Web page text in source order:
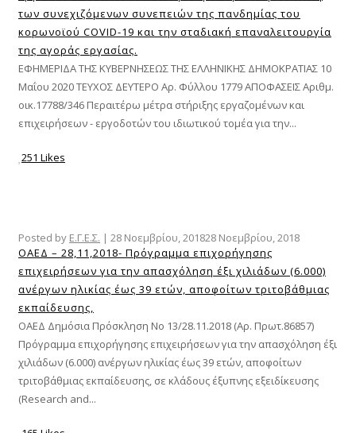
των συνεχιζόμενων συνεπειών της πανδημίας του
κορωνοϊού COVID-19 και την σταδιακή επαναλειτουργία
της αγοράς εργασίας.
ΕΦΗΜΕΡΙΔΑ ΤΗΣ ΚΥΒΕΡΝΗΣΕΩΣ ΤΗΣ ΕΛΛΗΝΙΚΗΣ ΔΗΜΟΚΡΑΤΙΑΣ 10
Μαΐου 2020 ΤΕΥΧΟΣ ΔΕΥΤΕΡΟ Αρ. Φύλλου 1779 ΑΠΟΦΑΣΕΙΣ Αριθμ.
οικ.17788/346 Περαιτέρω μέτρα στήριξης εργαζομένων και
επιχειρήσεων - εργοδοτών του ιδιωτικού τομέα για την...
251 Likes
Posted by Ε.Γ.Ε.Σ. | 28 Νοεμβρίου, 201828 Νοεμβρίου, 2018
ΟΑΕΔ – 28,11,2018- Πρόγραμμα επιχορήγησης
επιχειρήσεων για την απασχόληση έξι χιλιάδων (6.000)
ανέργων ηλικίας έως 39 ετών, αποφοίτων τριτοβάθμιας
εκπαίδευσης,
ΟΑΕΔ Δημόσια Πρόσκληση Νο 13/28.11.2018 (Αρ. Πρωτ.86857)
Πρόγραμμα επιχορήγησης επιχειρήσεων για την απασχόληση έξι
χιλιάδων (6.000) ανέργων ηλικίας έως 39 ετών, αποφοίτων
τριτοβάθμιας εκπαίδευσης, σε κλάδους έξυπνης εξειδίκευσης
(Research and...